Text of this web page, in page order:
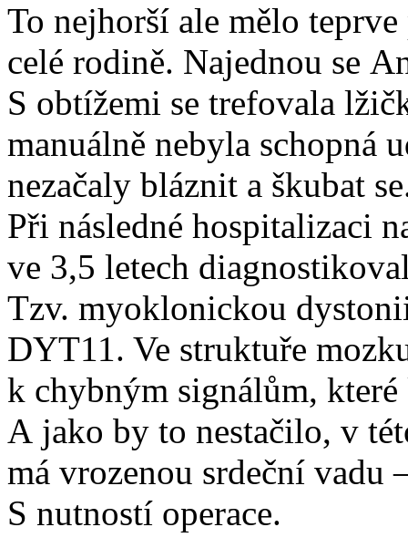
To nejhorší ale mělo
celé rodině. Najednou se
S obtížemi se trefovala
manuálně nebyla schopná
nezačaly bláznit a škubat
Při následné hospitalizaci
ve 3,5 letech
Tzv. myoklonickou
DYT11. Ve struktuře
k chybným signálům,
A jako by to nestačilo, v
má vrozenou srdeční vadu
S nutností operace.